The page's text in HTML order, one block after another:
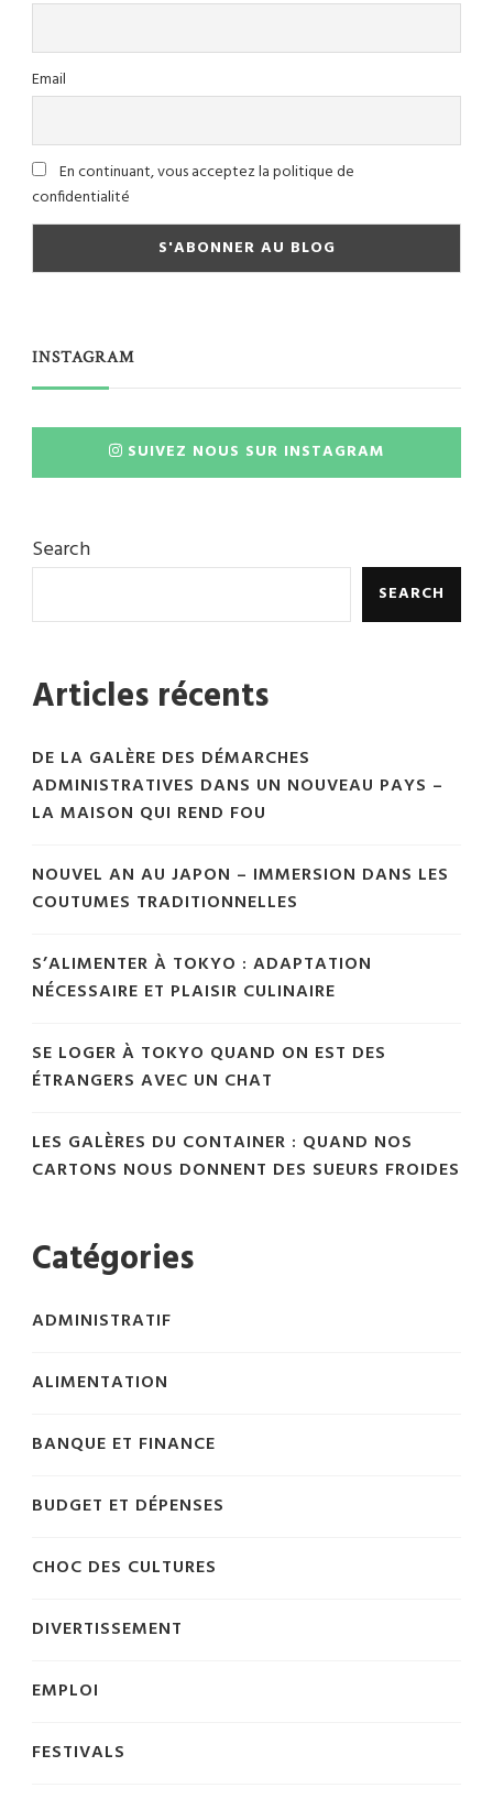
Email
En continuant, vous acceptez la politique de
confidentialité
INSTAGRAM
SUIVEZ NOUS SUR INSTAGRAM
Search
SEARCH
Articles récents
DE LA GALÈRE DES DÉMARCHES
ADMINISTRATIVES DANS UN NOUVEAU PAYS –
LA MAISON QUI REND FOU
NOUVEL AN AU JAPON – IMMERSION DANS LES
COUTUMES TRADITIONNELLES
S’ALIMENTER À TOKYO : ADAPTATION
NÉCESSAIRE ET PLAISIR CULINAIRE
SE LOGER À TOKYO QUAND ON EST DES
ÉTRANGERS AVEC UN CHAT
LES GALÈRES DU CONTAINER : QUAND NOS
CARTONS NOUS DONNENT DES SUEURS FROIDES
Catégories
ADMINISTRATIF
ALIMENTATION
BANQUE ET FINANCE
BUDGET ET DÉPENSES
CHOC DES CULTURES
DIVERTISSEMENT
EMPLOI
FESTIVALS